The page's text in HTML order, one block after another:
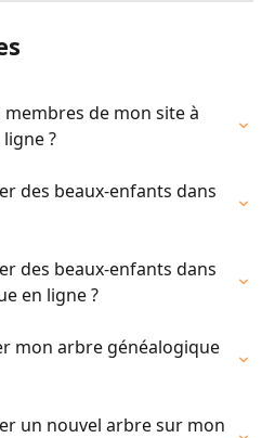
de mon site à
?
des beaux-enfants dans
des beaux-enfants dans
en ligne ?
mon arbre généalogique
un nouvel arbre sur mon